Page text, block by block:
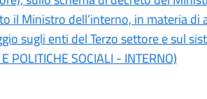
il Ministro dell’interno, in materia di
sugli enti del Terzo settore e sul
POLITICHE SOCIALI - INTERNO)